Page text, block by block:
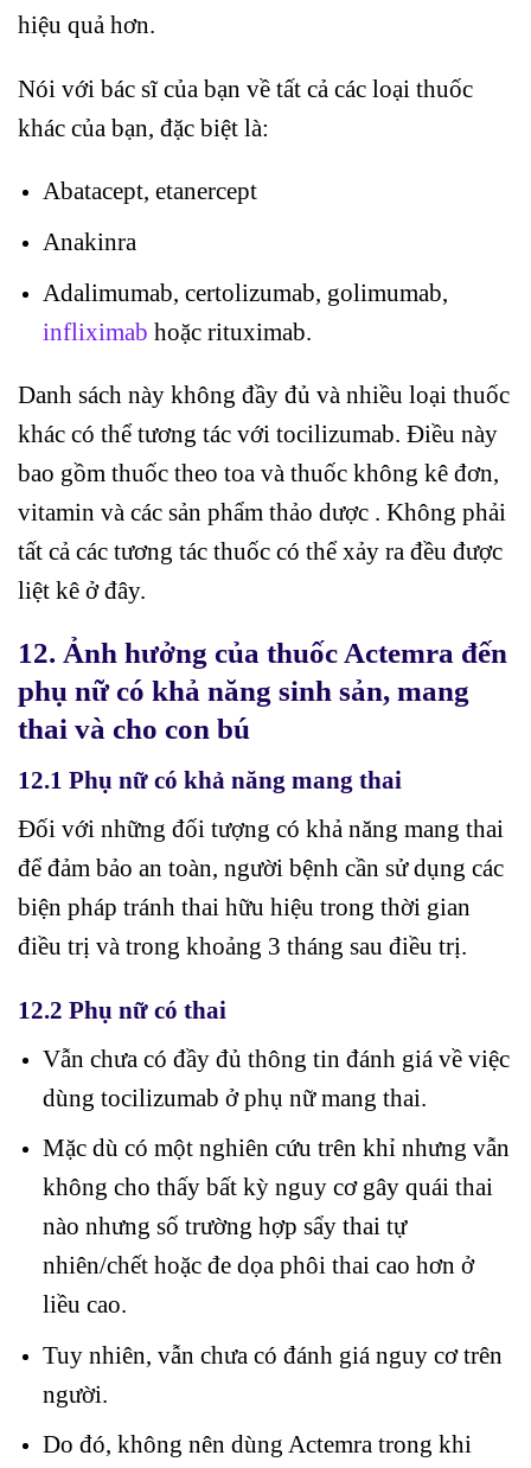
hiệu quả hơn.
Nói với bác sĩ của bạn về tất cả các loại thuốc
khác của bạn, đặc biệt là:
Abatacept, etanercept
Anakinra
Adalimumab, certolizumab, golimumab,
infliximab hoặc rituximab.
Danh sách này không đầy đủ và nhiều loại thuốc
khác có thể tương tác với tocilizumab. Điều này
bao gồm thuốc theo toa và thuốc không kê đơn,
vitamin và các sản phẩm thảo dược . Không phải
tất cả các tương tác thuốc có thể xảy ra đều được
liệt kê ở đây.
12. Ảnh hưởng của thuốc Actemra đến
phụ nữ có khả năng sinh sản, mang
thai và cho con bú
12.1 Phụ nữ có khả năng mang thai
Đối với những đối tượng có khả năng mang thai
để đảm bảo an toàn, người bệnh cần sử dụng các
biện pháp tránh thai hữu hiệu trong thời gian
điều trị và trong khoảng 3 tháng sau điều trị.
12.2 Phụ nữ có thai
Vẫn chưa có đầy đủ thông tin đánh giá về việc
dùng tocilizumab ở phụ nữ mang thai.
Mặc dù có một nghiên cứu trên khỉ nhưng vẫn
không cho thấy bất kỳ nguy cơ gây quái thai
nào nhưng số trường hợp sẩy thai tự
nhiên/chết hoặc đe dọa phôi thai cao hơn ở
liều cao.
Tuy nhiên, vẫn chưa có đánh giá nguy cơ trên
người.
Do đó, không nên dùng Actemra trong khi